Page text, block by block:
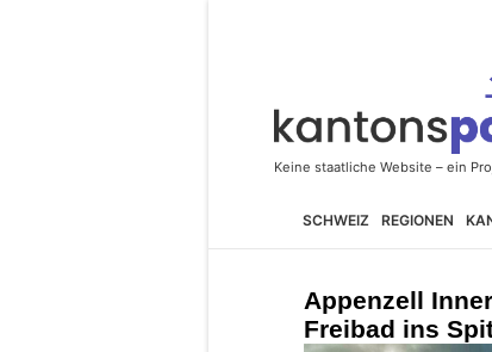
SCHWEIZ REGIONEN
Appenzell
Freibad ins